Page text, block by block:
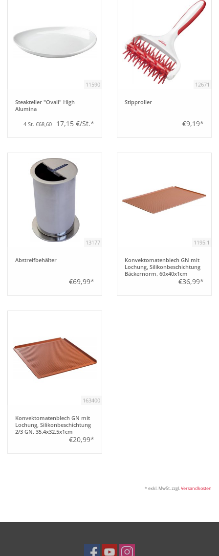
11590
Steakteller "Ovali" High
Alumina
4 St. €68,60 17,15 €/St.*
12671
Stipproller
€9,19*
13177
Abstreifbehälter
€69,99*
1195.1
Konvektomatenblech GN mit
Lochung, Silikonbeschichtung
Bäckernorm, 60x40x1cm
€36,99*
163400
Konvektomatenblech GN mit
Lochung, Silikonbeschichtung
2/3 GN, 35,4x32,5x1cm
€20,99*
* exkl. MwSt. zzgl.Versandkosten